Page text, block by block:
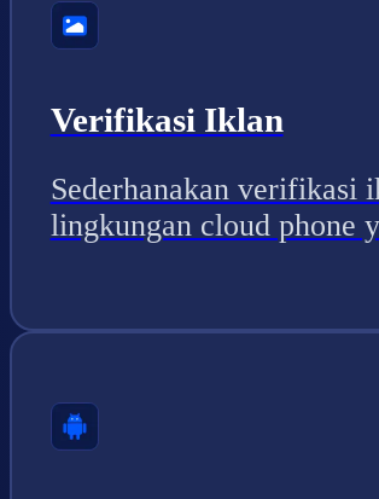
Verifikasi Iklan
Sederhanakan verifikasi
lingkungan cloud phone